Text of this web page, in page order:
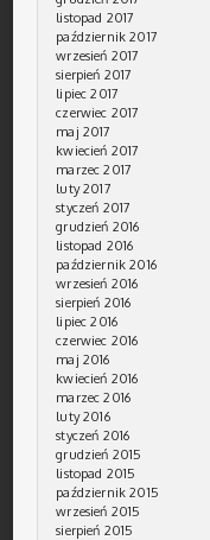
listopad 2017
październik 2017
wrzesień 2017
sierpień 2017
lipiec 2017
czerwiec 2017
maj 2017
kwiecień 2017
marzec 2017
luty 2017
styczeń 2017
grudzień 2016
listopad 2016
październik 2016
wrzesień 2016
sierpień 2016
lipiec 2016
czerwiec 2016
maj 2016
kwiecień 2016
marzec 2016
luty 2016
styczeń 2016
grudzień 2015
listopad 2015
październik 2015
wrzesień 2015
sierpień 2015